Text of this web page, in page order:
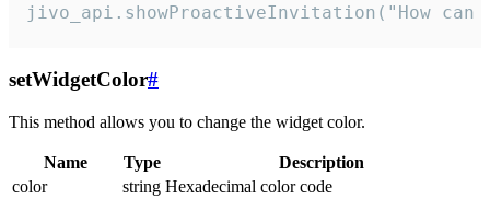
jivo_api.showProactiveInvitation("How
setWidgetColor#
This method allows you to change the widget color.
Name Type
Description
color
string Hexadecimal color code